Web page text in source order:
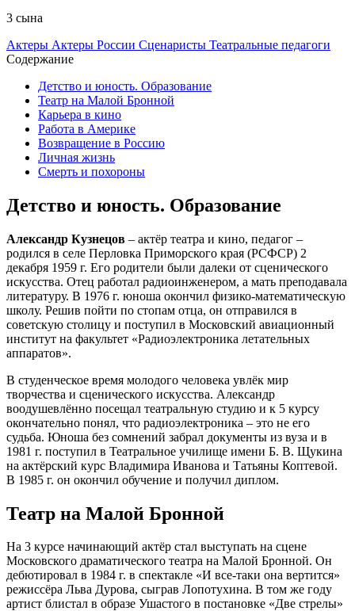
3 сына
Актеры Актеры России Сценаристы Театральные педагоги
Содержание
Детство и юность. Образование
Театр на Малой Бронной
Карьера в кино
Работа в Америке
Возвращение в Россию
Личная жизнь
Смерть и похороны
Детство и юность. Образование
Александр Кузнецов – актёр театра и кино, педагог –
родился в селе Перловка Приморского края (РСФСР) 2
декабря 1959 г. Его родители были далеки от сценического
искусства. Отец работал радиоинженером, а мать преподавала
литературу. В 1976 г. юноша окончил физико-математическую
школу. Решив пойти по стопам отца, он отправился в
советскую столицу и поступил в Московский авиационный
институт на факультет «Радиоэлектроника летательных
аппаратов».
В студенческое время молодого человека увлёк мир
творчества и сценического искусства. Александр
воодушевлённо посещал театральную студию и к 5 курсу
окончательно понял, что радиоэлектроника – это не его
судьба. Юноша без сомнений забрал документы из вуза и в
1981 г. поступил в Театральное училище имени Б. В. Щукина
на актёрский курс Владимира Иванова и Татьяны Коптевой.
В 1985 г. он окончил обучение и получил диплом.
Театр на Малой Бронной
На 3 курсе начинающий актёр стал выступать на сцене
Московского драматического театра на Малой Бронной. Он
дебютировал в 1984 г. в спектакле «И все-таки она вертится»
режиссёра Льва Дурова, сыграв Лопотухина. В том же году
артист блистал в образе Ушастого в постановке «Две стрелы»